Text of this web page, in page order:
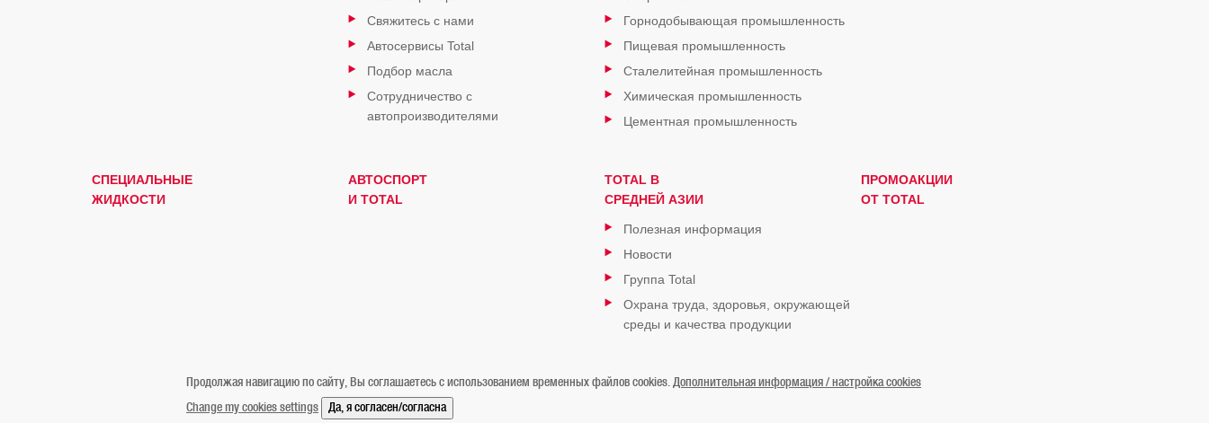
Свяжитесь с нами
Автосервисы Total
Подбор масла
Сотрудничество с
автопроизводителями
Горнодобывающая промышленность
Пищевая промышленность
Сталелитейная промышленность
Химическая промышленность
Цементная промышленность
СПЕЦИАЛЬНЫЕ
ЖИДКОСТИ
АВТОСПОРТ
И TOTAL
TOTAL В
СРЕДНЕЙ АЗИИ
Полезная информация
Новости
Группа Total
Охрана труда, здоровья, окружающей
среды и качества продукции
ПРОМОАКЦИИ
ОТ TOTAL
Официальное уведомление Cookies Контакты
Продолжая навигацию по сайту, Вы соглашаетесь с использованием временных файлов cookies. Дополнительная информация / настройка cookies
Change my cookies settings
Да, я согласен/согласна